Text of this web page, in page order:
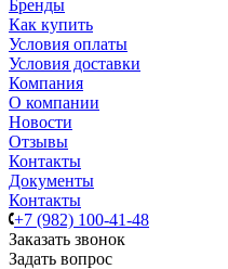
Бренды
Как купить
Условия оплаты
Условия доставки
Компания
О компании
Новости
Отзывы
Контакты
Документы
Контакты
+7 (982) 100-41-48
Заказать звонок
Задать вопрос